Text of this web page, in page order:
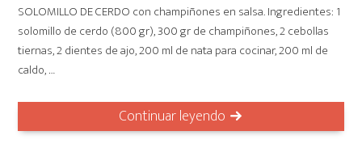
SOLOMILLO DE CERDO con champiñones en salsa. Ingredientes: 1
solomillo de cerdo (800 gr), 300 gr de champiñones, 2 cebollas
tiernas, 2 dientes de ajo, 200 ml de nata para cocinar, 200 ml de
caldo, …
Continuar leyendo